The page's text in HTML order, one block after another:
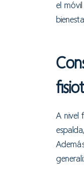
el
A nivel